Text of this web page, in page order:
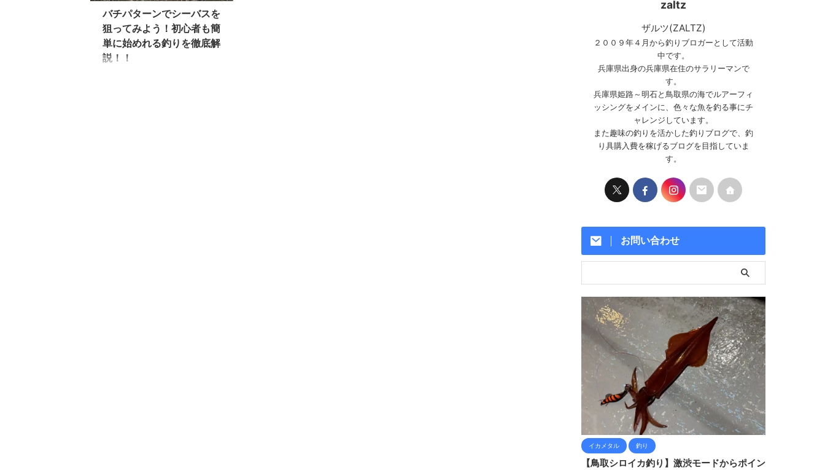
バチパターンでシーバスを
狙ってみよう！初心者も簡
単に始めれる釣りを徹底解
説！！
zaltz
ザルツ(ZALTZ)
２００９年４月から釣りブロガーとして活動
中です。
兵庫県出身の兵庫県在住のサラリーマンで
す。
兵庫県姫路～明石と鳥取県の海でルアーフィ
ッシングをメインに、色々な魚を釣る事にチ
ャレンジしています。
また趣味の釣りを活かした釣りブログで、釣
り具購入費を稼げるブログを目指していま
す。
お問い合わせ
イカメタル 釣り
【鳥取シロイカ釣り】激渋モードからポイン